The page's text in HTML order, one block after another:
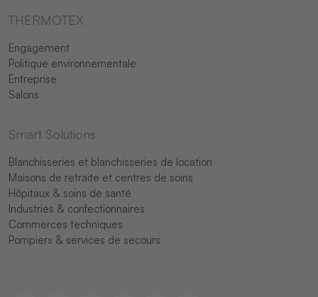
THERMOTEX
Engagement
Politique environnementale
Entreprise
Salons
Smart Solutions
Blanchisseries et blanchisseries de location
Maisons de retraite et centres de soins
Hôpitaux & soins de santé
Industries & confectionnaires
Commerces techniques
Pompiers & services de secours